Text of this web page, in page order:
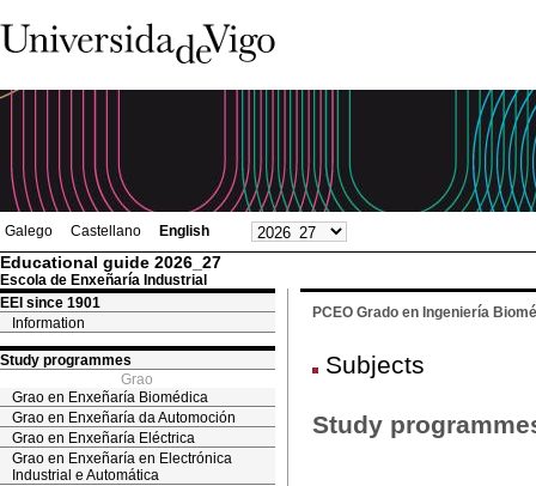
Galego Castellano English
Educational guide 2026_27
Escola de Enxeñaría Industrial
EEI since 1901
Information
Study programmes
Grao
Grao en Enxeñaría Biomédica
Grao en Enxeñaría da Automoción
Grao en Enxeñaría Eléctrica
Grao en Enxeñaría en Electrónica
Industrial e Automática
PCEO Grado en Ingeniería
Subjects
Study